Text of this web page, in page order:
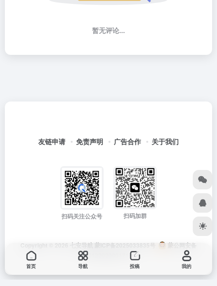
暂无评论...
友链申请 免责声明 广告合作 关于我们
扫码关注公众号 扫码加群
Copyright © 2026 七安导航 蒙ICP备2025033835号
蒙公网安备
15012202000171号
首页 导航 投稿 我的